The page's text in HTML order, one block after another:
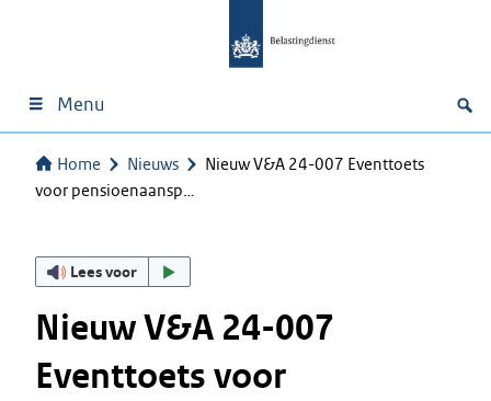
Menu
Home Nieuws
Nieuw V&A 24-007 Eventtoets
voor pensioenaansp…
Lees voor
Nieuw V&A 24-007
Eventtoets voor